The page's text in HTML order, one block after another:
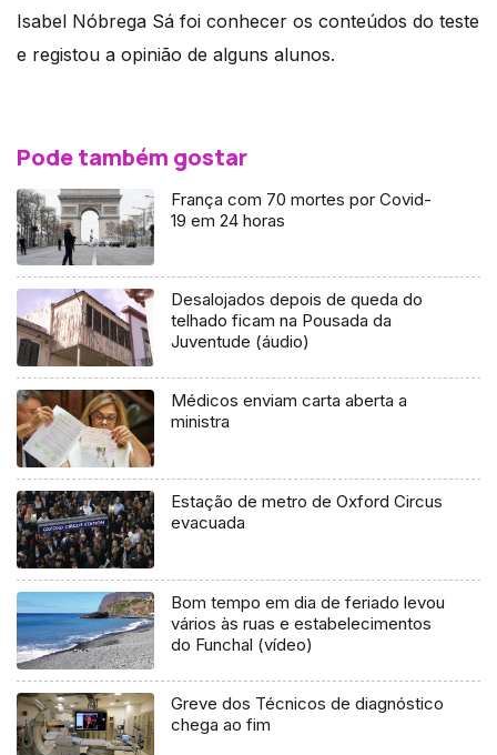
Isabel Nóbrega Sá foi conhecer os conteúdos do teste
e registou a opinião de alguns alunos.
Pode também gostar
França com 70 mortes por Covid-
19 em 24 horas
Desalojados depois de queda do
telhado ficam na Pousada da
Juventude (áudio)
Médicos enviam carta aberta a
ministra
Estação de metro de Oxford Circus
evacuada
Bom tempo em dia de feriado levou
vários às ruas e estabelecimentos
do Funchal (vídeo)
Greve dos Técnicos de diagnóstico
chega ao fim